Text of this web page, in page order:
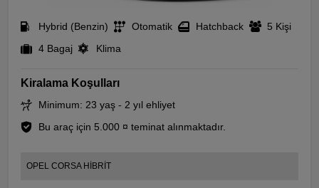
Hybrid (Benzin) Otomatik Hatchback
5 Kişi
4 Bagaj
Klima
Kiralama Koşulları
Minimum: 23 yaş - 2 yıl ehliyet
Bu araç için 5.000 ¤ teminat alınmaktadır.
OPEL CORSA HİBRİT